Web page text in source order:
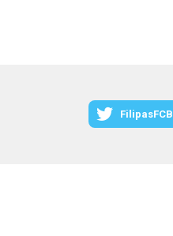
FilipasFCB